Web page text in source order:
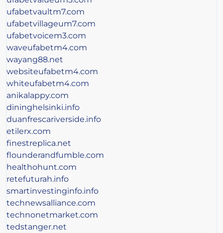
ufabetvaultm7.com
ufabetvillageum7.com
ufabetvoicem3.com
waveufabetm4.com
wayang88.net
websiteufabetm4.com
whiteufabetm4.com
anikalappy.com
dininghelsinki.info
duanfrescariverside.info
etilerx.com
finestreplica.net
flounderandfumble.com
healthohunt.com
retefuturah.info
smartinvestinginfo.info
technewsalliance.com
technonetmarket.com
tedstanger.net